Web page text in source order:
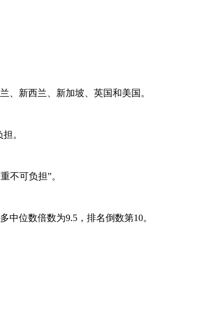
、新西兰、新加坡、英国和美国。
。
不可负担”。
位数倍数为9.5，排名倒数第10。